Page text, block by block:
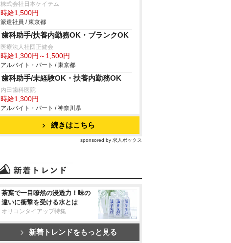
株式会社日本ケイテム
時給1,500円
派遣社員 / 東京都
歯科助手/扶養内勤務OK・ブランクOK
医療法人社団正健会
時給1,300円～1,500円
アルバイト・パート / 東京都
歯科助手/未経験OK・扶養内勤務OK
内田歯科医院
時給1,300円
アルバイト・パート / 神奈川県
続きはこちら
sponsored by 求人ボックス
茶葉で一目瞭然の浸透力！味の
違いに衝撃を受ける水とは
オリコンタイアップ特集
新着トレンドをもっと見る